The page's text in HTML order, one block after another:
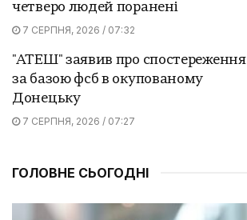
четверо людей поранені
7 СЕРПНЯ, 2026 / 07:32
"АТЕШ" заявив про спостереження
за базою фсб в окупованому
Донецьку
7 СЕРПНЯ, 2026 / 07:27
ГОЛОВНЕ СЬОГОДНІ